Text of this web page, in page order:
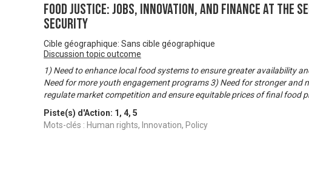
Food Justice: Jobs, innovation, and finance at the
security
Cible géographique: Sans cible géographique
Discussion topic outcome
1) Need to enhance local food systems to ensure greater availability
Need for more youth engagement programs 3) Need for stronger and
regulate market competition and ensure equitable prices of final food
Piste(s) d'Action: 1 , 4, 5
Mots-clés : Human rights, Innovation, Policy